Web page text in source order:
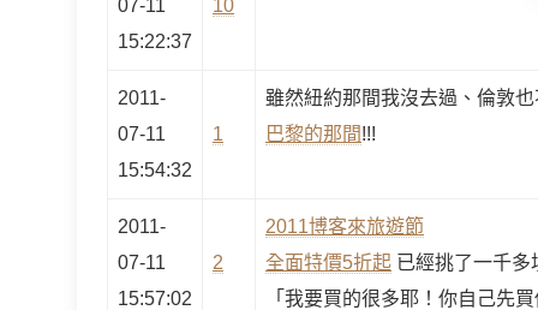
07-11
15:22:37
10
2011-
07-11
15:54:32
1
雖然紐約那間我沒去過、倫敦
巴黎的那間!!!
2011-
07-11
15:57:02
2
2011博客來旅遊節
全面特價5折起 已經挑了一千
「我要買的很多耶！你自己先